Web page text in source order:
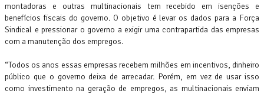
montadoras e outras multinacionais tem recebido em isenções e
benefícios fiscais do governo. O objetivo é levar os dados para a Força
Sindical e pressionar o governo a exigir uma contrapartida das empresas
com a manutenção dos empregos.
“Todos os anos essas empresas recebem milhões em incentivos, dinheiro
público que o governo deixa de arrecadar. Porém, em vez de usar isso
como investimento na geração de empregos, as multinacionais enviam